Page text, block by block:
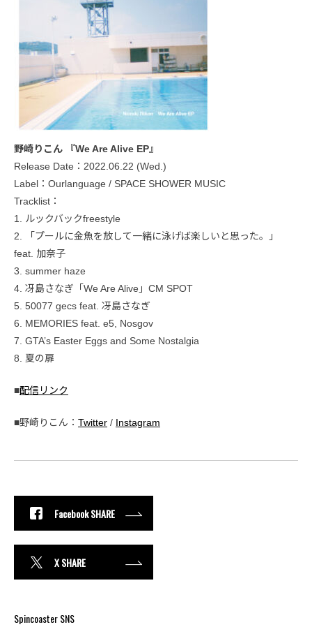
野崎りこん 『We Are Alive EP』
Release Date：2022.06.22 (Wed.)
Label：Ourlanguage / SPACE SHOWER MUSIC
Tracklist：
1. ルックバックfreestyle
2. 「プールに金魚を放して一緒に泳げば楽しいと思った。」
feat. 加奈子
3. summer haze
4. 冴島さなぎ「We Are Alive」CM SPOT
5. 50077 gecs feat. 冴島さなぎ
6. MEMORIES feat. e5, Nosgov
7. GTA’s Easter Eggs and Some Nostalgia
8. 夏の扉
■配信リンク
■野崎りこん： Twitter / Instagram
Facebook SHARE
X SHARE
Spincoaster SNS